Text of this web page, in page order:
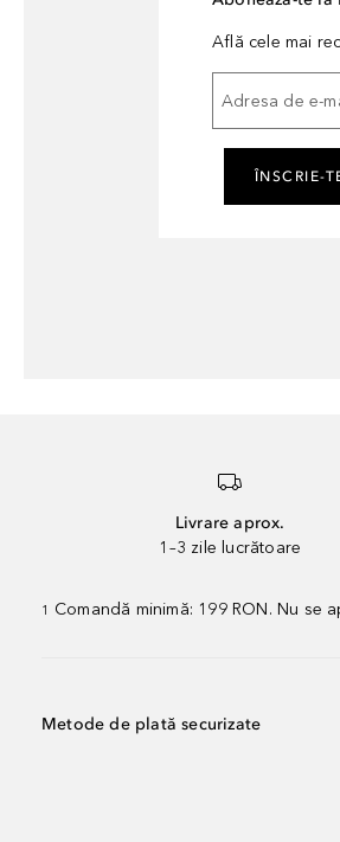
Află cele mai
Adresa de e-
ÎNSCRIE-
Livrare aprox.
1–3 zile lucrătoare
1 Comandă minimă: 199 RON. Nu se
Metode de plată securizate